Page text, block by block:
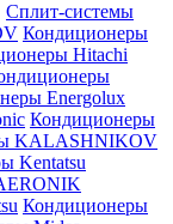
Сплит-системы
Кондиционеры
Hitachi
Energolux
Кондиционеры
KALASHNIKOV
Kentatsu
Кондиционеры